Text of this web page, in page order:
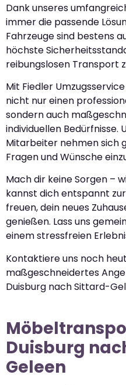
Dank unseres
immer die passende
Fahrzeuge sind bestens
höchste
reibungslosen Transport
Mit Fiedler
nicht nur einen
sondern auch
individuellen Bedürfnisse.
Mitarbeiter nehmen sich
Fragen und Wünsche
Mach dir keine Sorgen –
kannst dich entspannt
freuen, dein neues
genießen. Lass uns
einem stressfreien
Kontaktiere uns noch
maßgeschneidertes
Duisburg nach Sittard-
Duisburg
Geleen